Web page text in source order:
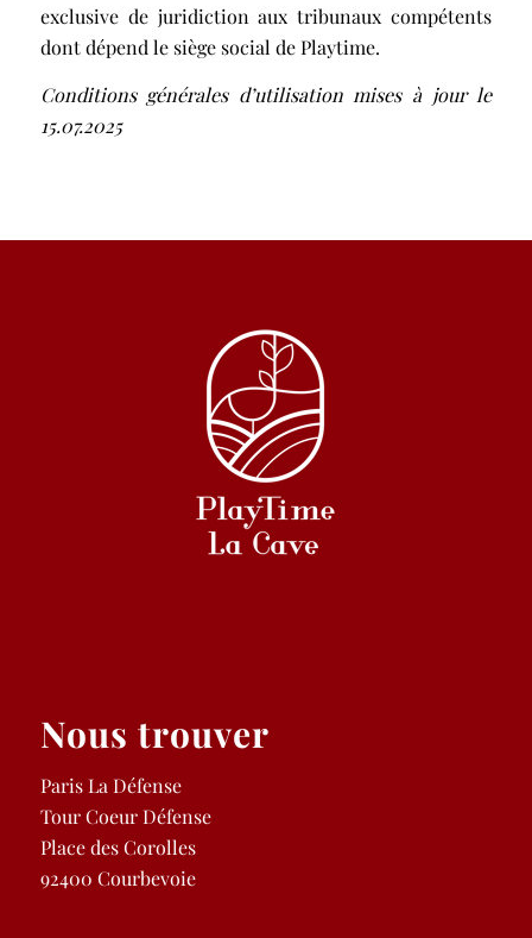
exclusive de juridiction aux tribunaux compétents
dont dépend le siège social de Playtime.
Conditions générales d’utilisation mises à jour le
15.07.2025
Nous trouver
Paris La Défense
Tour Coeur Défense
Place des Corolles
92400 Courbevoie